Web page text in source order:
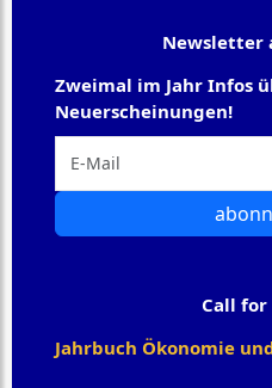
Newsletter
Zweimal im Jahr Infos
Neuerscheinungen!
Call for
Jahrbuch Ökonomie